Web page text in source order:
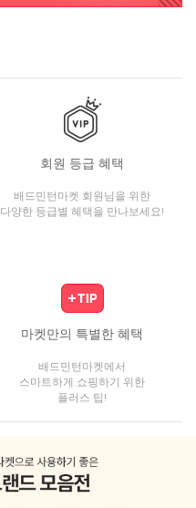
회원 등급 혜택
배드민턴마켓 회원님을 위한
다양한 등급별 혜택을 만나보세요!
마켓만의 특별한 혜택
배드민턴마켓에서
스마트하게 쇼핑하기 위한
플러스 팁!